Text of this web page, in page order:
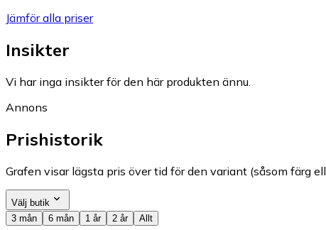
Jämför alla priser
Insikter
Vi har inga insikter för den här produkten ännu.
Annons
Prishistorik
Grafen visar lägsta pris över tid för den variant (såsom färg
Välj butik
3 mån
6 mån 1 år 2 år Allt